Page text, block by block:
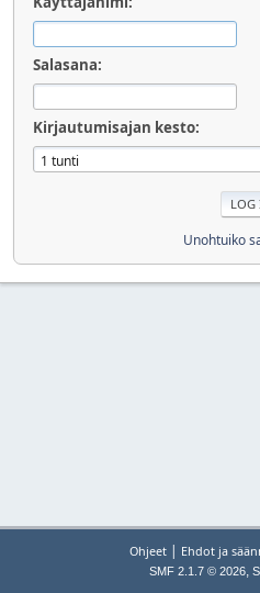
Salasana:
Kirjautumisajan kesto:
Unohtuiko
Ohjeet | Ehdot ja
SMF 2.1.7 © 2026,